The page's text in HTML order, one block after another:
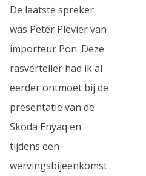
De laatste spreker
was Peter Plevier van
importeur Pon. Deze
rasverteller had ik al
eerder ontmoet bij de
presentatie van de
Skoda Enyaq en
tijdens een
wervingsbijeenkomst